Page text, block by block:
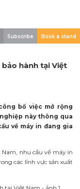
Subscribe Book a stand
hành tại Việt
bố việc mở rộng
này thông qua
về máy in đang gia
nhu cầu về máy in
các lĩnh vực sản xuất